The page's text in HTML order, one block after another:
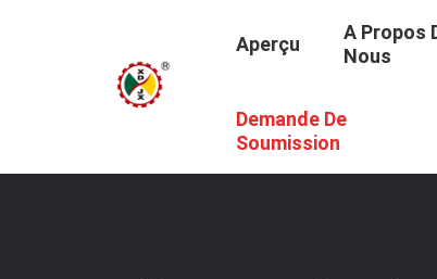
Aperçu
A Propos
Nous
Demande De
Soumission
Découpeuse En Pierre De Profil